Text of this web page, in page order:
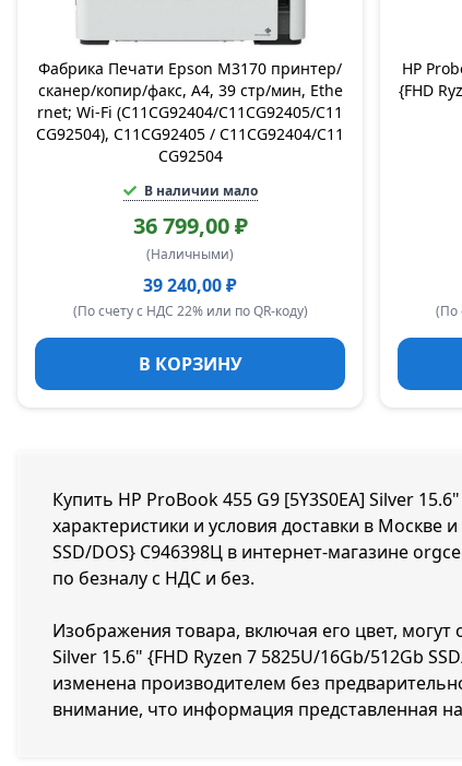
Фабрика Печати Epson M3170 принтер/
сканер/копир/факс, А4, 39 стр/мин, Ethe
rnet; Wi-Fi (C11CG92404/C11CG92405/C11
CG92504), C11CG92405 / C11CG92404/C11
CG92504
В наличии мало
36 799,00 ₽
(Наличными)
39 240,00 ₽
(По счету с НДС 22% или по QR-коду)
В КОРЗИНУ
HP
{FHD
(По
Купить HP ProBook 455 G9 [5Y3S0EA] Silver
характеристики и условия доставки в Москве
SSD/DOS} C946398Ц в интернет-магазине
по безналу с НДС и без.
Изображения товара, включая его цвет,
Silver 15.6" {FHD Ryzen 7 5825U/16Gb/512Gb
изменена производителем без
внимание, что информация представленная